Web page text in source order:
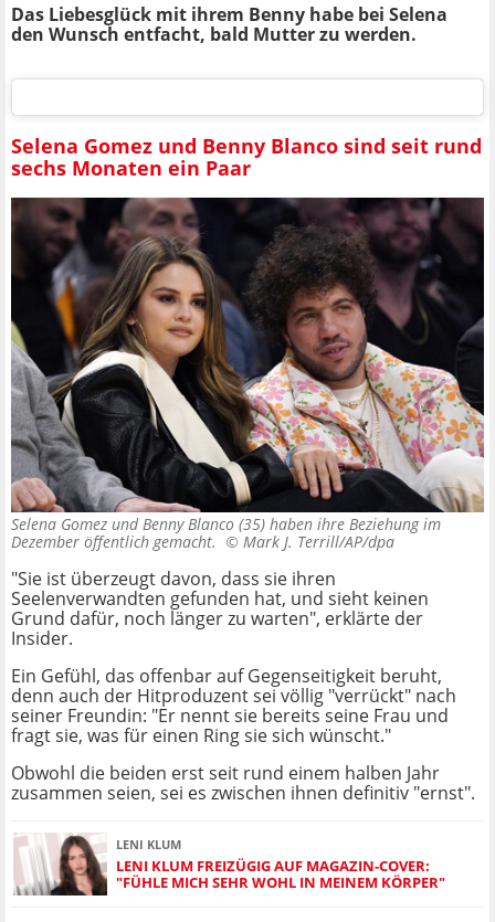
Das Liebesglück mit ihrem Benny habe bei Selena
den Wunsch entfacht, bald Mutter zu werden.
Selena Gomez und Benny Blanco sind seit rund
sechs Monaten ein Paar
Selena Gomez und Benny Blanco (35) haben ihre Beziehung im
Dezember öffentlich gemacht. © Mark J. Terrill/AP/dpa
"Sie ist überzeugt davon, dass sie ihren
Seelenverwandten gefunden hat, und sieht keinen
Grund dafür, noch länger zu warten", erklärte der
Insider.
Ein Gefühl, das offenbar auf Gegenseitigkeit beruht,
denn auch der Hitproduzent sei völlig "verrückt" nach
seiner Freundin: "Er nennt sie bereits seine Frau und
fragt sie, was für einen Ring sie sich wünscht."
Obwohl die beiden erst seit rund einem halben Jahr
zusammen seien, sei es zwischen ihnen definitiv "ernst".
LENI KLUM
LENI KLUM FREIZÜGIG AUF MAGAZIN-COVER:
"FÜHLE MICH SEHR WOHL IN MEINEM KÖRPER"